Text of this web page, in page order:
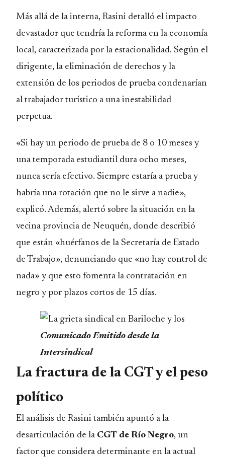
Más allá de la interna, Rasini detalló el impacto
devastador que tendría la reforma en la economía
local, caracterizada por la estacionalidad. Según el
dirigente, la eliminación de derechos y la
extensión de los periodos de prueba condenarían
al trabajador turístico a una inestabilidad
perpetua.
«Si hay un periodo de prueba de 8 o 10 meses y
una temporada estudiantil dura ocho meses,
nunca sería efectivo. Siempre estaría a prueba y
habría una rotación que no le sirve a nadie»,
explicó. Además, alertó sobre la situación en la
vecina provincia de Neuquén, donde describió
que están «huérfanos de la Secretaría de Estado
de Trabajo», denunciando que «no hay control de
nada» y que esto fomenta la contratación en
negro y por plazos cortos de 15 días.
Comunicado Emitido desde la
Intersindical
La fractura de la CGT y el peso
político
El análisis de Rasini también apuntó a la
desarticulación de la CGT de Río Negro, un
factor que considera determinante en la actual